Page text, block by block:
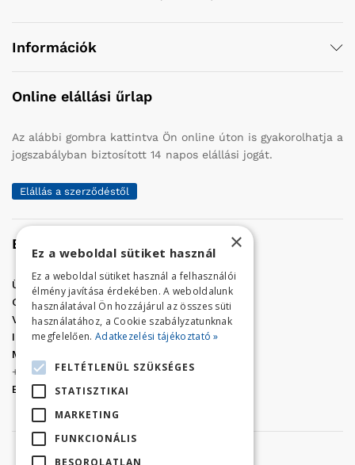
Információk
Online elállási űrlap
Az alábbi gombra kattintva Ön online úton is gyakorolhatja a
jogszabályban biztosított 14 napos elállási jogát.
Elállás a szerződéstől
Elérhetőség
Üzletünk címe:
Szolnok, Vércse út 17.
Golf Center Áruház:06 (56) 423-324
VÁR-Kert Áruház: 06 (56) 429-771
Iroda:06 (56) 421-857
Megrendelés, termék információ:
+36 (70) 938-3356
E-mail:
golfaruhaz@gmail.com
×
Ez a weboldal sütiket használ
Ez a weboldal sütiket használ a felhasználói
élmény javítása érdekében. A weboldalunk
használatával Ön hozzájárul az összes süti
használatához, a Cookie szabályzatunknak
megfelelően. Adatkezelési tájékoztató »
FELTÉTLENÜL SZÜKSÉGES
STATISZTIKAI
MARKETING
FUNKCIONÁLIS
BESOROLATLAN